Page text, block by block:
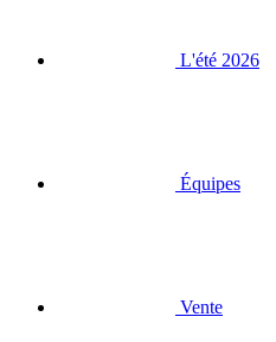
L'été 2026
Équipes
Vente